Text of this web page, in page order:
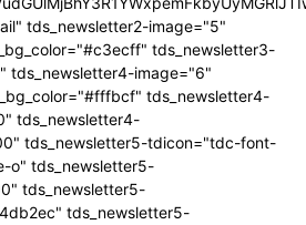
tds_newsletter2-image="5"
tds_newsletter3-
tds_newsletter4-image="6"
tds_newsletter4-
tds_newsletter4-
tds_newsletter5-tdicon="tdc-font-
o" tds_newsletter5-
tds_newsletter5-
tds_newsletter5-